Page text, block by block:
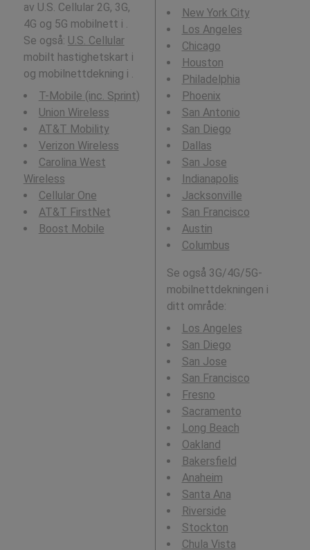
av U.S. Cellular 2G, 3G,
4G og 5G mobilnett i .
Se også: U.S. Cellular
mobilt hastighetskart i
og mobilnettdekning i .
T-Mobile (inc. Sprint)
Union Wireless
AT&T Mobility
Verizon Wireless
Carolina West
Wireless
Cellular One
AT&T FirstNet
Boost Mobile
New York City
Los Angeles
Chicago
Houston
Philadelphia
Phoenix
San Antonio
San Diego
Dallas
San Jose
Indianapolis
Jacksonville
San Francisco
Austin
Columbus
Se også 3G/4G/5G-
mobilnettdekningen i
ditt område:
Los Angeles
San Diego
San Jose
San Francisco
Fresno
Sacramento
Long Beach
Oakland
Bakersfield
Anaheim
Santa Ana
Riverside
Stockton
Chula Vista